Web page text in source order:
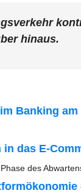
hinaus.
Ban­king
das
des